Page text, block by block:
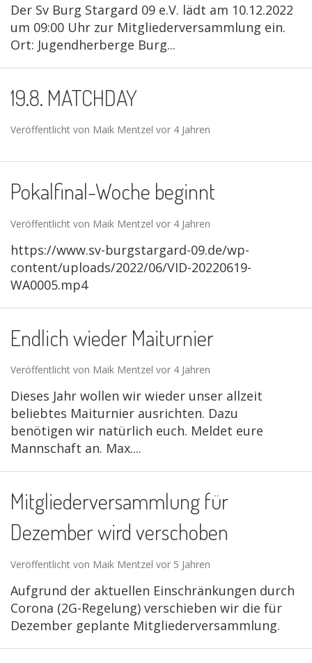
Der Sv Burg Stargard 09 e.V. lädt am 10.12.2022
um 09:00 Uhr zur Mitgliederversammlung ein.
Ort: Jugendherberge Burg...
19.8. MATCHDAY
Veröffentlicht von Maik Mentzel vor 4 Jahren
Pokalfinal-Woche beginnt
Veröffentlicht von Maik Mentzel vor 4 Jahren
https://www.sv-burgstargard-09.de/wp-
content/uploads/2022/06/VID-20220619-
WA0005.mp4
Endlich wieder Maiturnier
Veröffentlicht von Maik Mentzel vor 4 Jahren
Dieses Jahr wollen wir wieder unser allzeit
beliebtes Maiturnier ausrichten. Dazu
benötigen wir natürlich euch. Meldet eure
Mannschaft an. Max....
Mitgliederversammlung für
Dezember wird verschoben
Veröffentlicht von Maik Mentzel vor 5 Jahren
Aufgrund der aktuellen Einschränkungen durch
Corona (2G-Regelung) verschieben wir die für
Dezember geplante Mitgliederversammlung.